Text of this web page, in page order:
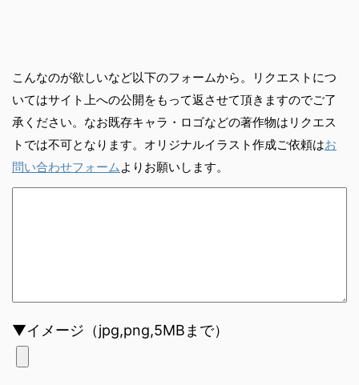
こんなのが欲しいなど以下のフォームから。リクエストにつ
いてはサイト上への公開をもって返させて頂きますのでご了
承ください。なお既存キャラ・ロゴなどの著作物はリクエス
トでは不可となります。オリジナルイラスト作成ご依頼はお
問い合わせフォーム よりお願いします。
▼イメージ（jpg,png,5MBまで）